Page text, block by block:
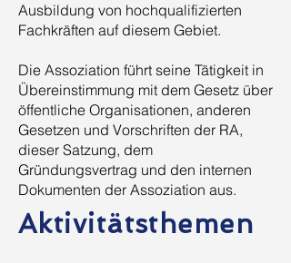
Ausbildung von hochqualifizierten
Fachkräften auf diesem Gebiet.
Die Assoziation führt seine Tätigkeit in
Übereinstimmung mit dem Gesetz über
öffentliche Organisationen, anderen
Gesetzen und Vorschriften der RA,
dieser Satzung, dem
Gründungsvertrag und den internen
Dokumenten der Assoziation aus.
Aktivitätsthemen